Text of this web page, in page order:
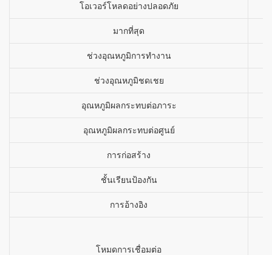
โอเวอร์โหลดอย่างปลอดภัย
มากที่สุด
ช่วงอุณหภูมิการทำงาน
ช่วงอุณหภูมิชดเชย
อุณหภูมิผลกระทบต่อภาระ
อุณหภูมิผลกระทบต่อศูนย์
การก่อสร้าง
ชั้นเรียนป้องกัน
การอ้างอิง
โหมดการเชื่อมต่อ